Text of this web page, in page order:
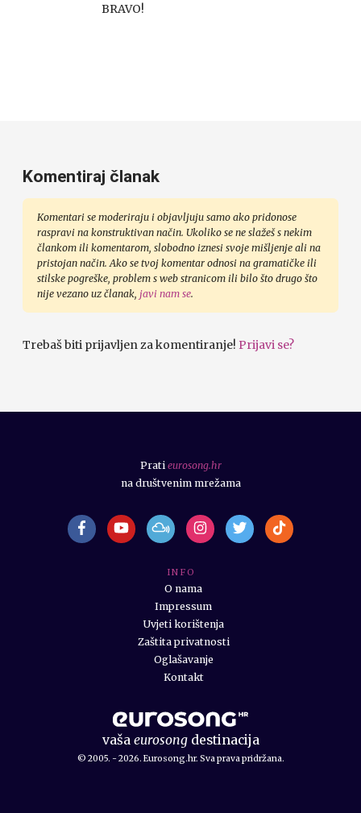
BRAVO!
Komentiraj članak
Komentari se moderiraju i objavljuju samo ako pridonose
raspravi na konstruktivan način. Ukoliko se ne slažeš s nekim
člankom ili komentarom, slobodno iznesi svoje mišljenje ali na
pristojan način. Ako se tvoj komentar odnosi na gramatičke ili
stilske pogreške, problem s web stranicom ili bilo što drugo što
nije vezano uz članak, javi nam se.
Trebaš biti prijavljen za komentiranje! Prijavi se?
vaša eurosongdestinacija
© 2005. - 2026. Eurosong.hr. Sva prava pridržana.
I N F O
O nama
Impressum
Uvjeti korištenja
Zaštita privatnosti
Oglašavanje
Kontakt
Prati eurosong.hr
na društvenim mrežama